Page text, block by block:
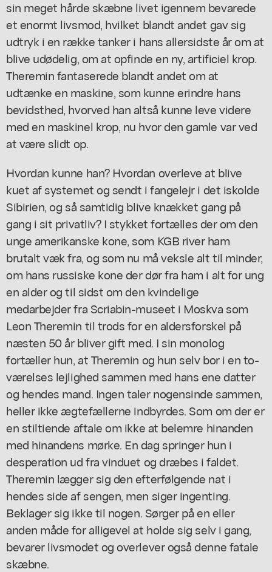
sin meget hårde skæbne livet igennem bevarede
et enormt livsmod, hvilket blandt andet gav sig
udtryk i en række tanker i hans allersidste år om at
blive udødelig, om at opfinde en ny, artificiel krop.
Theremin fantaserede blandt andet om at
udtænke en maskine, som kunne erindre hans
bevidsthed, hvorved han altså kunne leve videre
med en maskinel krop, nu hvor den gamle var ved
at være slidt op.
Hvordan kunne han? Hvordan overleve at blive
kuet af systemet og sendt i fangelejr i det iskolde
Sibirien, og så samtidig blive knækket gang på
gang i sit privatliv? I stykket fortælles der om den
unge amerikanske kone, som KGB river ham
brutalt væk fra, og som nu må veksle alt til minder,
om hans russiske kone der dør fra ham i alt for ung
en alder og til sidst om den kvindelige
medarbejder fra Scriabin-museet i Moskva som
Leon Theremin til trods for en aldersforskel på
næsten 50 år bliver gift med. I sin monolog
fortæller hun, at Theremin og hun selv bor i en to-
værelses lejlighed sammen med hans ene datter
og hendes mand. Ingen taler nogensinde sammen,
heller ikke ægtefællerne indbyrdes. Som om der er
en stiltiende aftale om ikke at belemre hinanden
med hinandens mørke. En dag springer hun i
desperation ud fra vinduet og dræbes i faldet.
Theremin lægger sig den efterfølgende nat i
hendes side af sengen, men siger ingenting.
Beklager sig ikke til nogen. Sørger på en eller
anden måde for alligevel at holde sig selv i gang,
bevarer livsmodet og overlever også denne fatale
skæbne.